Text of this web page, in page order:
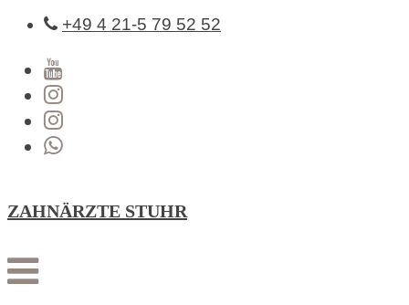
+49 4 21-5 79 52 52
ZAHNÄRZTE STUHR